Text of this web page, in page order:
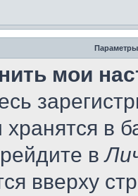
Параметры
мои
хранятся в
в
вверху